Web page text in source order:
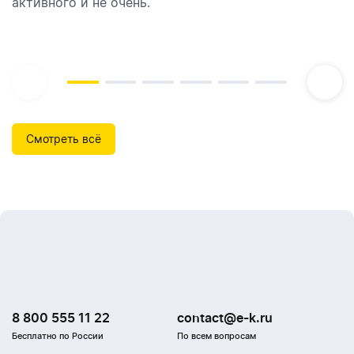
Смотреть всё
8 800 555 11 22
Бесплатно по России
contact@e-k.ru
По всем вопросам